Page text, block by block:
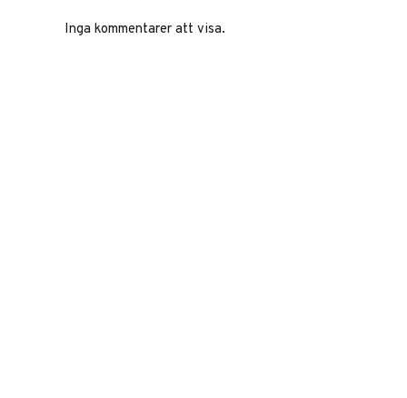
Inga kommentarer att visa.